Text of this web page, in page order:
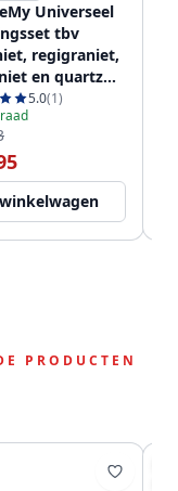
Universeel
tbv
regigraniet,
en quartz
5.0(1)
PRODUCTEN